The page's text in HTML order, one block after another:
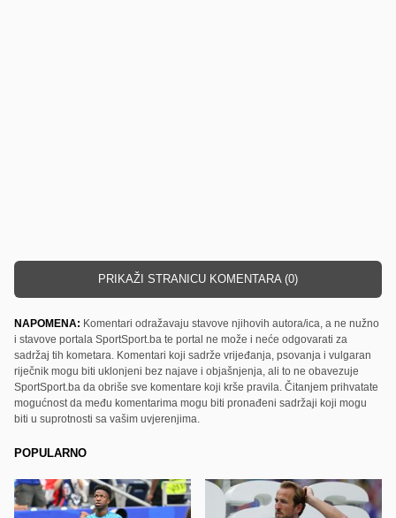
PRIKAŽI STRANICU KOMENTARA (0)
NAPOMENA: Komentari odražavaju stavove njihovih autora/ica, a ne nužno
i stavove portala SportSport.ba te portal ne može i neće odgovarati za
sadržaj tih kometara. Komentari koji sadrže vrijeđanja, psovanja i vulgaran
riječnik mogu biti uklonjeni bez najave i objašnjenja, ali to ne obavezuje
SportSport.ba da obriše sve komentare koji krše pravila. Čitanjem prihvatate
mogućnost da među komentarima mogu biti pronađeni sadržaji koji mogu
biti u suprotnosti sa vašim uvjerenjima.
POPULARNO